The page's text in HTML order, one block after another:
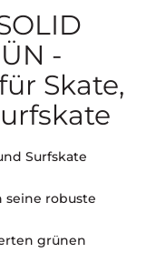
-
Skate,
Surfskate
seine robuste
grünen